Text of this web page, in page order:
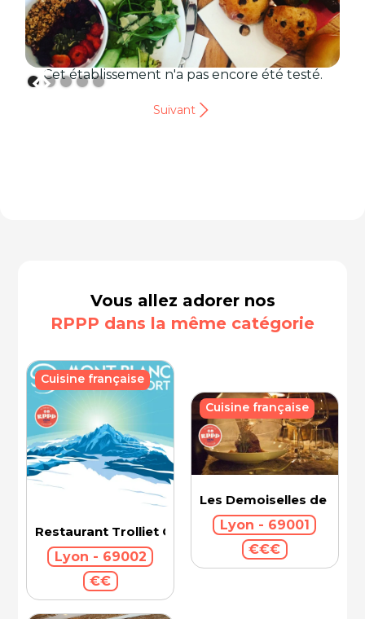
Cet établissement n'a pas encore été testé.
Suivant
Vous allez adorer nos
RPPP dans la même catégorie
Restaurant Trolliet Grand Hotel Dieu
Lyon - 69002
€€
Cuisine française
Les Demoiselles de
Lyon - 69001
€€€
Cuisine française